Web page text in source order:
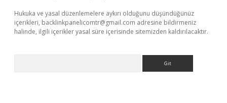
Hukuka ve yasal düzenlemelere aykırı olduğunu düşündüğünüz
içerikleri, backlinkpanelicomtr@gmail.com adresine bildirmeniz
halinde, ilgili içerikler yasal süre içerisinde sitemizden kaldırılacaktır.